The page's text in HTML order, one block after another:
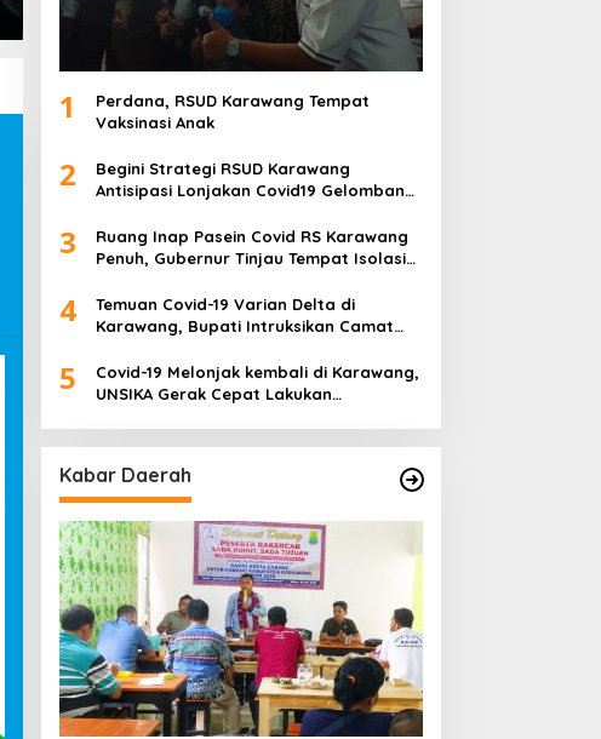
Predikat Paripurna dari
Kemenkes RI
Karawang Hasilkan Tiga
Point Aturan dari Seksi
Adat
1
Perdana, RSUD Karawang Tempat
Vaksinasi Anak
2
Begini Strategi RSUD Karawang
Antisipasi Lonjakan Covid19 Gelombang
3
Ruang Inap Pasein Covid RS Karawang
Penuh, Gubernur Tinjau Tempat Isolasi
4
Temuan Covid-19 Varian Delta di
Karawang, Bupati Intruksikan Camat
5
Covid-19 Melonjak kembali di Karawang,
UNSIKA Gerak Cepat Lakukan
Kabar Daerah